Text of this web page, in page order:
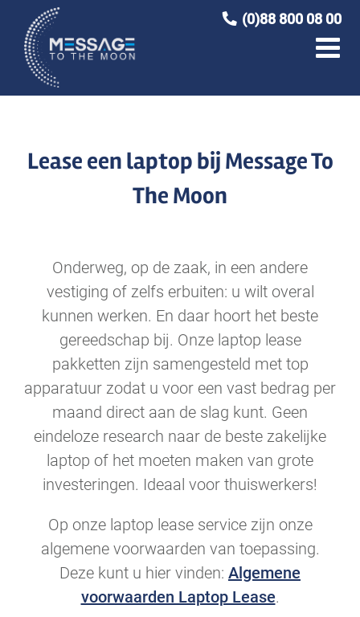
(0)88 800 08 00
naar
inhoud
Lease een laptop bij Message To
The Moon
Onderweg, op de zaak, in een andere
vestiging of zelfs erbuiten: u wilt overal
kunnen werken. En daar hoort het beste
gereedschap bij. Onze laptop lease
pakketten zijn samengesteld met top
apparatuur zodat u voor een vast bedrag per
maand direct aan de slag kunt. Geen
eindeloze research naar de beste zakelijke
laptop of het moeten maken van grote
investeringen. Ideaal voor thuiswerkers!
Op onze laptop lease service zijn onze
algemene voorwaarden van toepassing.
Deze kunt u hier vinden: Algemene
voorwaarden Laptop Lease.